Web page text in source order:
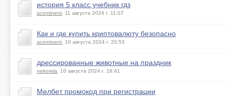
история 5 класс учебник гдз
acontinent , 11 августа 2024 г. 11:07
Как и где купить криптовалюту безопасно
acontinent , 10 августа 2024 г. 20:53
дрессированные животные на праздник
nekorela , 10 августа 2024 г. 18:41
Мелбет промокод при регистрации